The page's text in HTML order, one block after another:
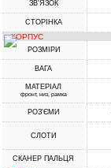
ЗВ'ЯЗОК
СТОРІНКА
КОРПУС
РОЗМІРИ
ВАГА
МАТЕРІАЛ
фронт, низ, рамка
РОЗ'ЄМИ
СЛОТИ
СКАНЕР ПАЛЬЦЯ